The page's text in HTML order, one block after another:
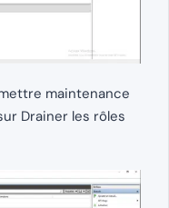
maintenance
Drainer les rôles